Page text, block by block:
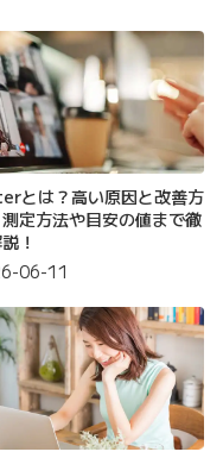
とは？高い原因と改善方
定方法や目安の値まで徹
！
06-11